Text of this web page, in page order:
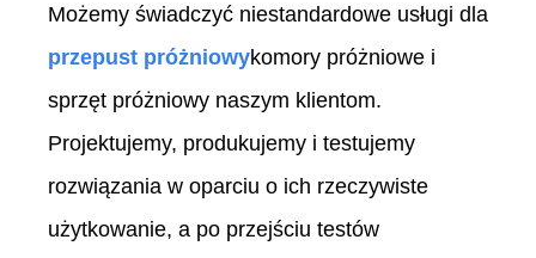
Możemy świadczyć niestandardowe usługi dla
przepust próżniowykomory próżniowe i
sprzęt próżniowy naszym klientom.
Projektujemy, produkujemy i testujemy
rozwiązania w oparciu o ich rzeczywiste
użytkowanie, a po przejściu testów